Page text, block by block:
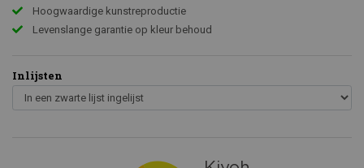
Hoogwaardige kunstreproductie
Levenslange garantie op kleur behoud
Inlijsten